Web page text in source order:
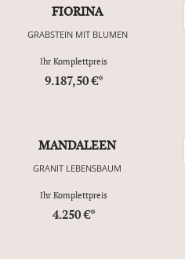
FIORINA
GRABSTEIN MIT BLUMEN
Ihr Komplettpreis
9.187,50 €*
MANDALEEN
GRANIT LEBENSBAUM
Ihr Komplettpreis
4.250 €*